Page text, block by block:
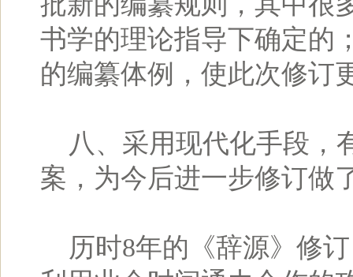
书学的理论指导下确定的
的编纂体例，使此次修订
八、采用现代化手段，
案，为今后进一步修订做
历时8年的《辞源》修